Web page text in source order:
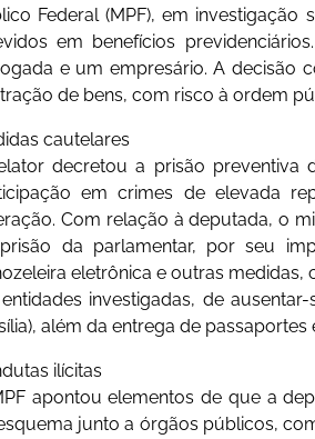
Federal (MPF), em
em benefícios
e um empresário. A decisão
de bens, com risco à ordem
cautelares
decretou a prisão preventiva
em crimes de elevada
Com relação à deputada, o
da parlamentar, por seu
eletrônica e outras
investigadas, de
além da entrega de
ilícitas
apontou elementos de que a
junto a órgãos públicos,